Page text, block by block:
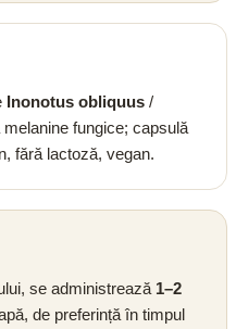
Inonotus obliquus /
fungice; capsulă
fără lactoză, vegan.
se administrează 1–2
de preferință în timpul